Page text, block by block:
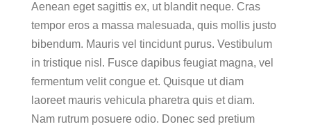
Aenean eget sagittis ex, ut blandit neque. Cras
tempor eros a massa malesuada, quis mollis justo
bibendum. Mauris vel tincidunt purus. Vestibulum
in tristique nisl. Fusce dapibus feugiat magna, vel
fermentum velit congue et. Quisque ut diam
laoreet mauris vehicula pharetra quis et diam.
Nam rutrum posuere odio. Donec sed pretium